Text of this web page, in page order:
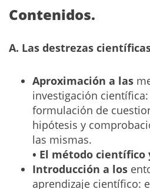
Contenidos.
A. Las destrezas
Aproximación a las
investigación
formulación de
hipótesis y
las mismas.
• El método científico
Introducción a los
aprendizaje científico: